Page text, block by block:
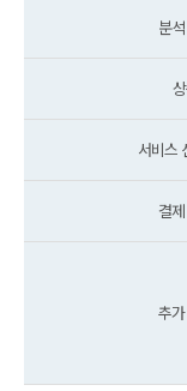
분
서비스
결
추